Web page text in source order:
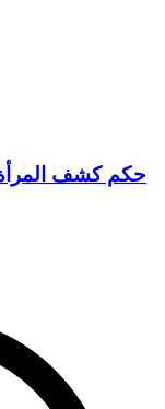
حكم كشف المرأة